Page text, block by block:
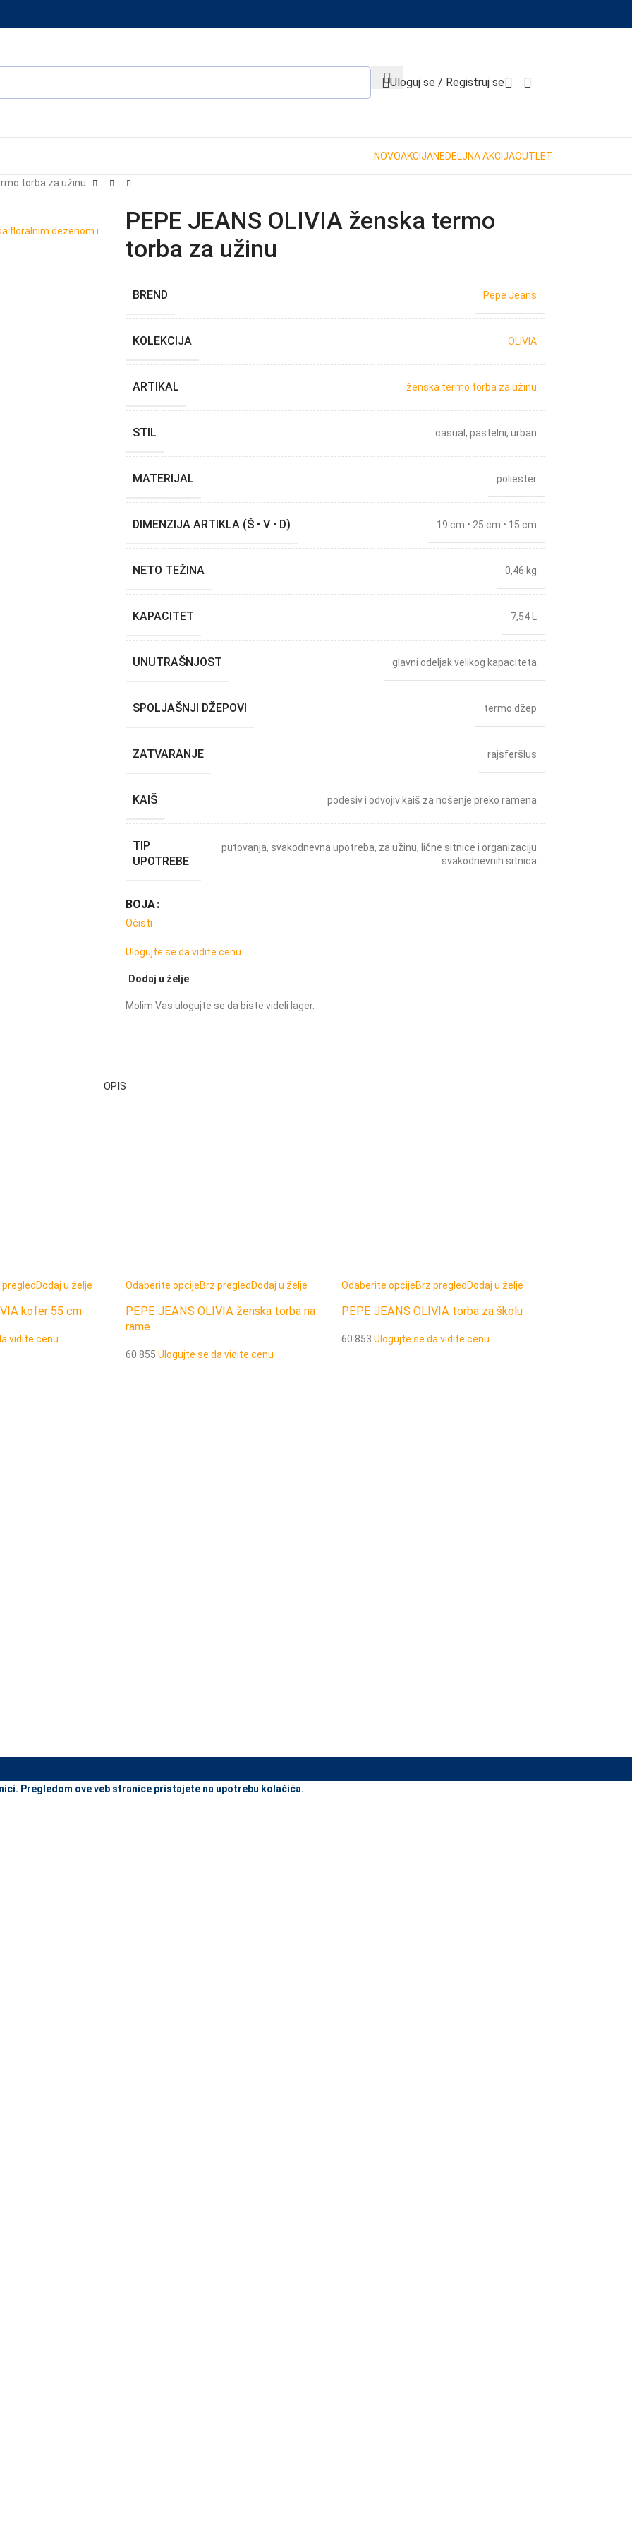
When autocomplete results are available use up and
Uloguj se / Registruj se
NOVOAKCIJANEDELJNA AKCIJAOUTLET
torba za užinu
PEPE JEANS OLIVIA ženska termo
torba za užinu
BREND Pepe Jeans
KOLEKCIJA OLIVIA
ARTIKAL ženska termo torba za užinu
STIL casual , pastelni, urban
MATERIJAL poliester
DIMENZIJA ARTIKLA (Š • V • D) 19 cm • 25 cm • 15 cm
NETO TEŽINA 0,46 kg
KAPACITET 7,54 L
UNUTRAŠNJOST glavni odeljak velikog kapaciteta
SPOLJAŠNJI DŽEPOVI termo džep
ZATVARANJE rajsferšlus
KAIŠ podesiv i odvojiv kaiš za nošenje preko ramena
TIP
UPOTREBE
putovanja, svakodnevna upotreba, za užinu, lične sitnice i organizaciju
svakodnevnih sitnica
BOJA
Očisti
Ulogujte se da vidite cenu
Dodaj u želje
Molim Vas ulogujte se da biste videli lager.
OPIS
pregled Dodaj u želje
kofer 55 cm
vidite cenu
Odaberite opcijeBrz pregled Dodaj u želje
PEPE JEANS OLIVIA ženska torba na
rame
60.855 Ulogujte se da vidite cenu
Odaberite opcijeBrz pregled Dodaj u želje
PEPE JEANS OLIVIA torba za školu
60.853 Ulogujte se da vidite cenu
and enter to go to the desired page. Touch device users, explore by touch or with swipe gestures.
Pregledom ove veb stranice pristajete na upotrebu kolačića.